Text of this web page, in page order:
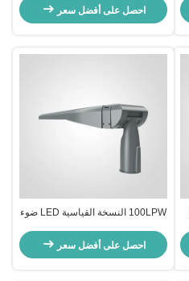
يزيد عن 50000 ساعة بدون دعم باهت
مصمم للإضاءة الخارجية
احصل على أفضل سعر
100LPW النسخة القياسية LED ضوء
ولا يوجد دعم ضبابي مناسب لإضاءة
المناطق العامة
احصل على أفضل سعر